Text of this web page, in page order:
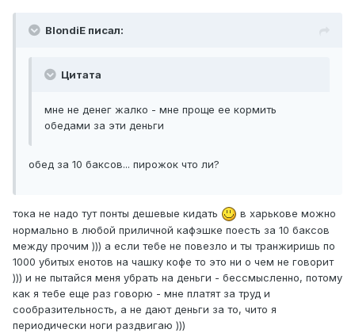
BlondiE писал:
Цитата
мне не денег жалко - мне проще ее кормить
обедами за эти деньги
обед за 10 баксов... пирожок что ли?
тока не надо тут понты дешевые кидать
в харькове можно
нормально в любой приличной кафэшке поесть за 10 баксов
между прочим ))) а если тебе не повезло и ты транжиришь по
1000 убитых енотов на чашку кофе то это ни о чем не говорит
))) и не пытайся меня убрать на деньги - бессмысленно, потому
как я тебе еще раз говорю - мне платят за труд и
сообразительность, а не дают деньги за то, чито я
периодически ноги раздвигаю )))